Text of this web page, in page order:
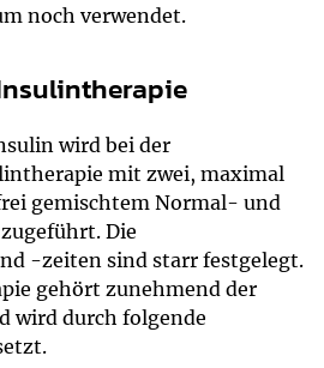
noch verwendet.
wird bei der
mit zwei, maximal
gemischtem Normal- und
Die
-zeiten sind starr festgelegt.
gehört zunehmend der
wird durch folgende